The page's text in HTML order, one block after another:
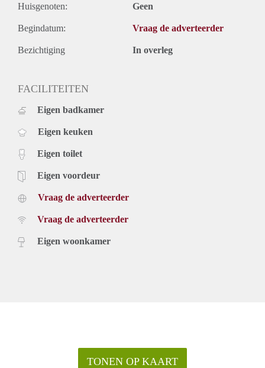
Huisgenoten: Geen
Begindatum: Vraag de adverteerder
Bezichtiging In overleg
FACILITEITEN
Eigen badkamer
Eigen keuken
Eigen toilet
Eigen voordeur
Vraag de adverteerder
Vraag de adverteerder
Eigen woonkamer
TONEN OP KAART